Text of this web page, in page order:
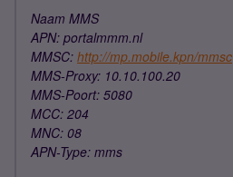
Naam MMS
APN: portalmmm.nl
MMSC: http://mp.mobile.kpn/mmsc
MMS-Proxy: 10.10.100.20
MMS-Poort: 5080
MCC: 204
MNC: 08
APN-Type: mms